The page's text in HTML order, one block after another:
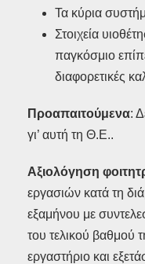
Τα κύρια
Στοιχεία
παγκόσμιο
διαφορετικές
Προαπαιτούμενα:
γι’ αυτή τη Θ.Ε..
Αξιολόγηση
εργασιών κατά τη
εξαμήνου με
του τελικού βαθμού
εργαστήριο και